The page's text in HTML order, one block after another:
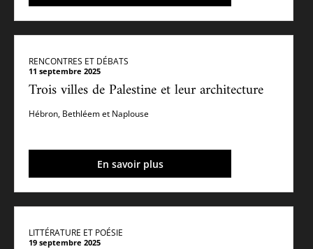
RENCONTRES ET DÉBATS
11 septembre 2025
Trois villes de Palestine et leur architecture
Hébron, Bethléem et Naplouse
En savoir plus
LITTÉRATURE ET POÉSIE
19 septembre 2025